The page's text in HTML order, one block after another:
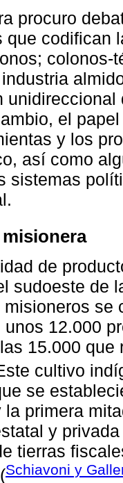
procuro
que codifican
colonos-
el
y los
así como
sistemas
de
sudoeste de
se
12.000
15.000
cultivo
se
primera
y
tierras
Schiavoni y